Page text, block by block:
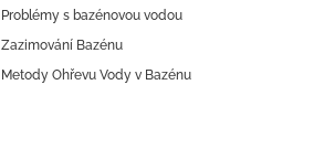
Problémy s bazénovou vodou
Zazimování Bazénu
Metody Ohřevu Vody v Bazénu